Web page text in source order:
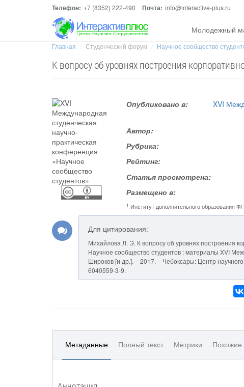
Телефон: +7 (8352) 222-490 Почта: info@interactive-plus.ru
Молодежный
Главная Студенческий форум Научное сообщество
К вопросу об уровнях построения
Опубликовано в:
XVI
Автор:
Рубрика:
Рейтинг:
Статья просмотрена:
Размещено в:
1 Институт дополнительного образования
Для цитирования:
Михайлова Л. Э. К вопросу об уровнях построения
Научное сообщество студентов : материалы XVI
Широков [и др.]. – 2017. – Чебоксары: Центр
6040559-3-9.
Метаданные Полный текст Метрики Похожие